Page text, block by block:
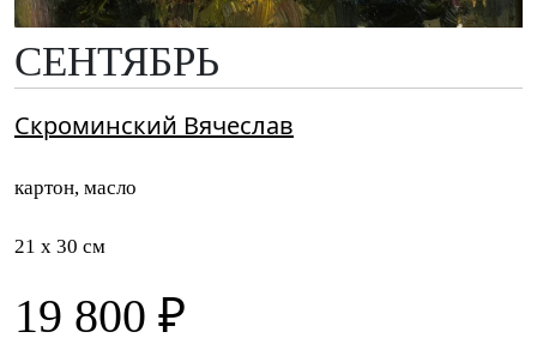
СЕНТЯБРЬ
Скроминский Вячеслав
картон, масло
21 x 30 см
19 800 ₽